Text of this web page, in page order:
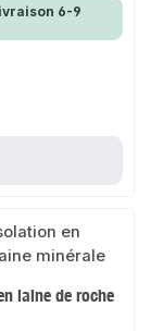
6-9
laine de roche